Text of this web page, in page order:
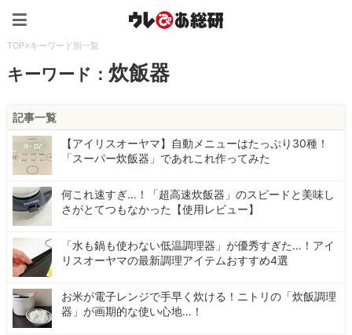
TOP>キーワード別一覧
キーワード：炊飯器
記事一覧
【アイリスオーヤマ】自動メニューはたっぷり30種！
「スーパー炊飯器」であれこれ作ってみた
何これ速すぎ…！「超高速炊飯器」のスピードと美味し
さがとてつもなかった【使用レビュー】
「水も鍋も使わない低温調理器」が優秀すぎた…！アイ
リスオーヤマの最新調理アイテムおすすめ4選
お米が電子レンジで手早く炊ける！ニトリの「炊飯調理
器」が画期的な使い心地…！